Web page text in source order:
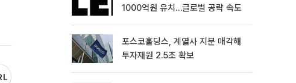
1000억원 유치…글로벌 공략 속도
포스코홀딩스, 계열사 지분 매각해
투자재원 2.5조 확보